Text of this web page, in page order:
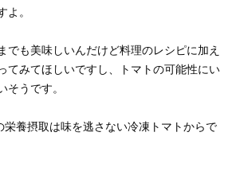
よ。
でも美味しいんだけど料理のレシピに加え
てみてほしいですし、トマトの可能性にい
そうです。
栄養摂取は味を逃さない冷凍トマトからで